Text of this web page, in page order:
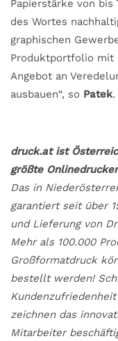
Papierstärke von
des Wortes
graphischen
Produktportfolio mit
Angebot an
ausbauen“, so Patek.
druck.at ist
größte
Das in
garantiert seit über
und Lieferung von
Mehr als 100.000
Großformatdruck
bestellt werden!
zeichnen das
Mitarbeiter